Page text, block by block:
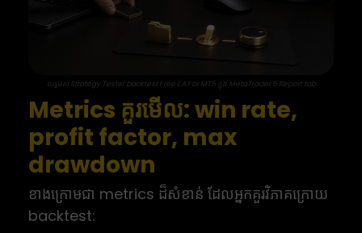
លទ្ធផល Strategy Tester backtest Free EA For MT5 ក្នុង MetaTrader 5 Report tab
Metrics គួរមើល: win rate,
profit factor, max
drawdown
ខាងក្រោមជា metrics ដ៏សំខាន់ ដែលអ្នកគួរវិភាគក្រោយ
backtest: